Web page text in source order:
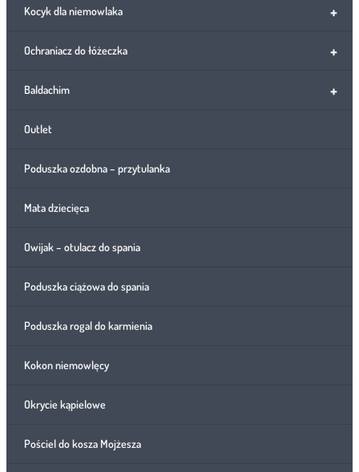
+
Kocyk dla niemowlaka
+
Ochraniacz do łóżeczka
+
Baldachim
Outlet
Poduszka ozdobna – przytulanka
Mata dziecięca
Owijak – otulacz do spania
Poduszka ciążowa do spania
Poduszka rogal do karmienia
Kokon niemowlęcy
Okrycie kąpielowe
Pościel do kosza Mojżesza